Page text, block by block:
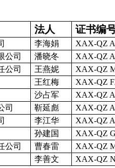
法人 证书编
李海娟 XAX-QZ
公司 潘晓冬 XAX-QZ
公司 王燕妮 XAX-QZ
王红梅 XAX-QZ
沙占军 XAX-QZ
司 靳延彪 XAX-QZ
李江华 XAX-QZ
孙建国 XAX-QZ
公司 曹春雷 XAX-QZ
李善文 XAX-QZ